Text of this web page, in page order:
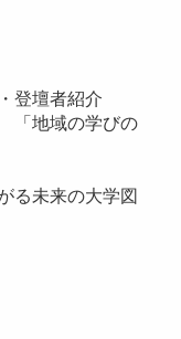
登壇者紹介
地域の学びの
未来の大学図